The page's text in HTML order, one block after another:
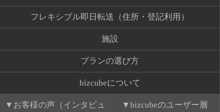
フレキシブル即日転送（住所・登記利用）
施設
プランの選び方
bizcubeについて
お客様の声（インタビュ
bizcubeのユーザー層